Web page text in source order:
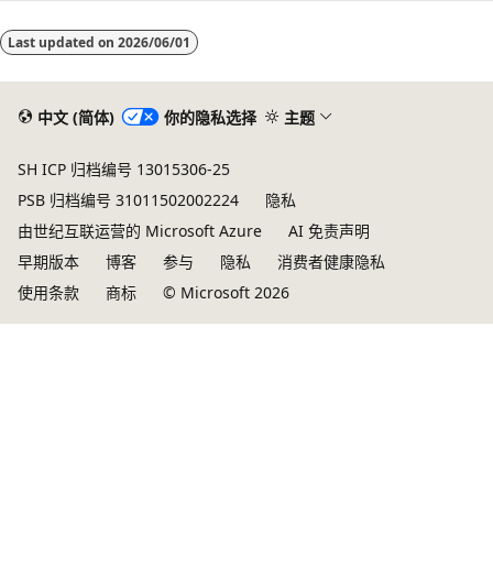
Last updated on 2026/06/01
中文 (简体) 你的隐私选择 主题
SH ICP 归档编号 13015306-25
PSB 归档编号 31011502002224
隐私
由世纪互联运营的 Microsoft Azure
AI 免责声明
早期版本
博客 参与 隐私
消费者健康隐私
使用条款
商标 © Microsoft 2026